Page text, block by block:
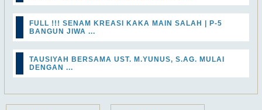
FULL !!! SENAM KREASI KAKA MAIN SALAH | P-5
BANGUN JIWA ...
TAUSIYAH BERSAMA UST. M.YUNUS, S.AG. MULAI
DENGAN ...